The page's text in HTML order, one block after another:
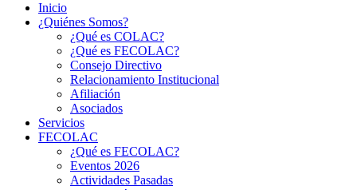
Inicio
¿Quiénes Somos?
¿Qué es COLAC?
¿Qué es FECOLAC?
Consejo Directivo
Relacionamiento Institucional
Afiliación
Asociados
Servicios
FECOLAC
¿Qué es FECOLAC?
Eventos 2026
Actividades Pasadas